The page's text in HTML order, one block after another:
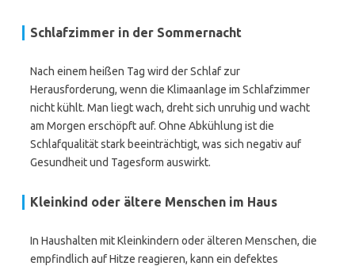
Schlafzimmer in der Sommernacht
Nach einem heißen Tag wird der Schlaf zur
Herausforderung, wenn die Klimaanlage im Schlafzimmer
nicht kühlt. Man liegt wach, dreht sich unruhig und wacht
am Morgen erschöpft auf. Ohne Abkühlung ist die
Schlafqualität stark beeinträchtigt, was sich negativ auf
Gesundheit und Tagesform auswirkt.
Kleinkind oder ältere Menschen im Haus
In Haushalten mit Kleinkindern oder älteren Menschen, die
empfindlich auf Hitze reagieren, kann ein defektes